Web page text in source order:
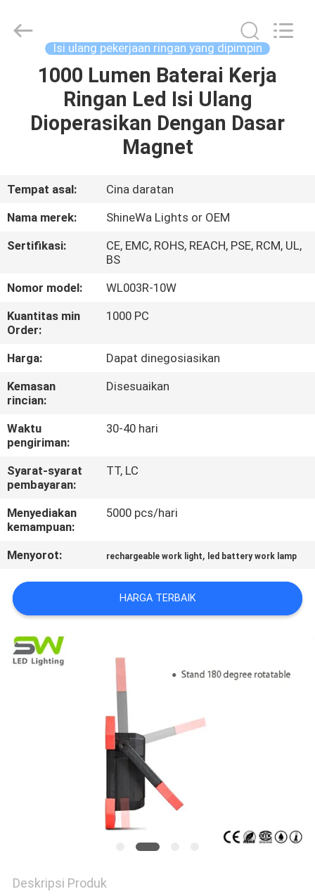
RUMAH
PRODUK
TENTANG
TUR
KONTROL
KUALITAS
KAMI
BERITA
KASUS-
KASUS
PETA
SITUS
KEBIJAKAN
International
Trade
Isi ulang pekerjaan ringan yang dipimpin
1000 Lumen Baterai Kerja
Ringan Led Isi Ulang
Dioperasikan Dengan Dasar
Magnet
Tempat asal:
Cina daratan
Nama merek:
ShineWa Lights or OEM
Sertifikasi:
CE, EMC, ROHS, REACH, PSE, RCM, UL,
BS
Nomor model:
WL003R-10W
Kuantitas min
Order:
1000 PC
Harga:
Dapat dinegosiasikan
Kemasan
rincian:
Disesuaikan
Waktu
pengiriman:
30-40 hari
Syarat-syarat
pembayaran:
TT, LC
Menyediakan
kemampuan:
5000 pcs/hari
Menyorot: rechargeable work light, led battery work lamp
HARGA TERBAIK
Deskripsi Produk